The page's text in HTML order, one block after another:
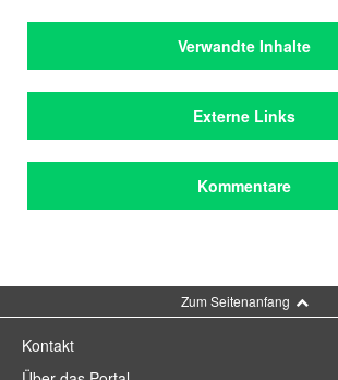
Verwandte Inhalte
Berends, Wolfgang
Autoren
Berends, Wolfgang
Lyrik Kabinett
Externe Links
Website der ZeitschriftLiteratur in
Kommentare
Zum Seitenanfang
Kontakt